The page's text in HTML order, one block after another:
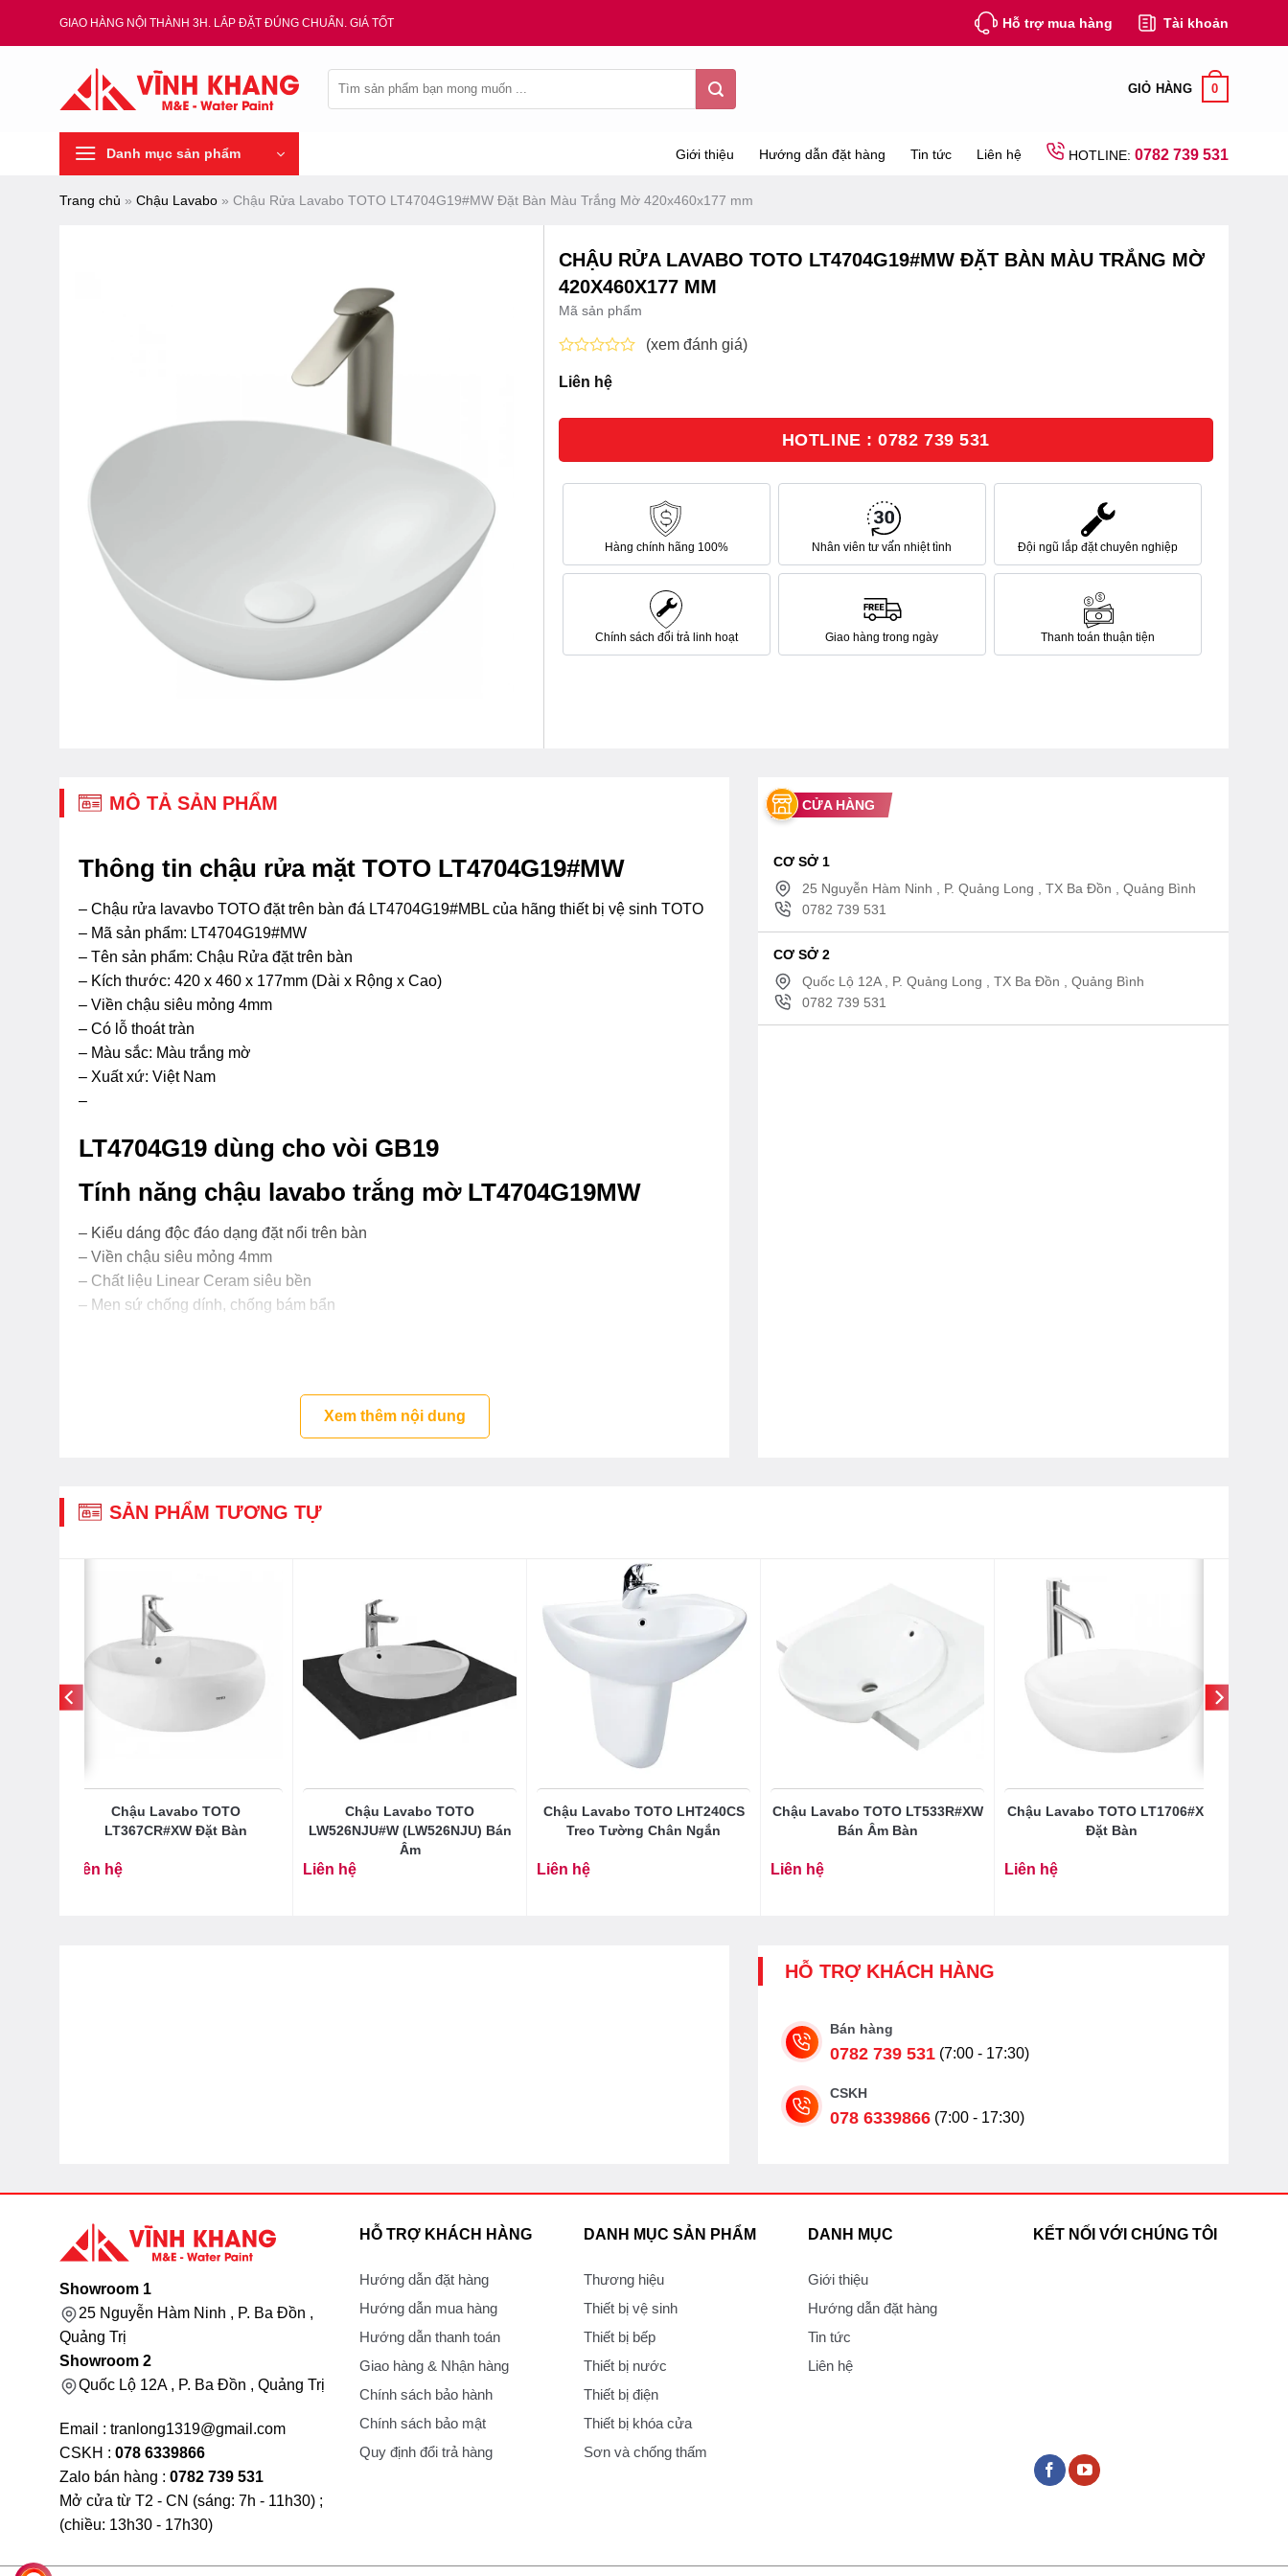
GIAO HÀNG NỘI THÀNH 3H. LẮP ĐẶT ĐÚNG CHUẨN. GIÁ TỐT Hỗ trợ mua hàng Tài khoản
kiếm:
GIỎ HÀNG 0
Danh mục sản phẩm Giới thiệu Hướng dẫn đặt hàng Tin tức Liên hệ HOTLINE: 0782 739 531
Trang chủ » Chậu Lavabo » Chậu Rửa Lavabo TOTO LT4704G19#MW Đặt Bàn Màu Trắng Mờ 420x460x177 mm
CHẬU RỬA LAVABO TOTO LT4704G19#MW ĐẶT BÀN MÀU TRẮNG MỜ
420X460X177 MM
Mã sản phẩm
xếp
(xem đánh giá)
Liên hệ
HOTLINE : 0782 739 531
Hàng chính hãng 100% Nhân viên tư vấn nhiệt tình Đội ngũ lắp đặt chuyên nghiệp
Chính sách đổi trả linh hoạt Giao hàng trong ngày Thanh toán thuận tiện
MÔ TẢ SẢN PHẨM
Thông tin chậu rửa mặt TOTO LT4704G19#MW
– Chậu rửa lavavbo TOTO đặt trên bàn đá LT4704G19#MBL của hãng thiết bị vệ sinh TOTO
– Mã sản phẩm: LT4704G19#MW
– Tên sản phẩm: Chậu Rửa đặt trên bàn
– Kích thước: 420 x 460 x 177mm (Dài x Rộng x Cao)
– Viền chậu siêu mỏng 4mm
– Có lỗ thoát tràn
– Màu sắc: Màu trắng mờ
– Xuất xứ: Việt Nam
–
LT4704G19 dùng cho vòi GB19
Tính năng chậu lavabo trắng mờ LT4704G19MW
– Kiểu dáng độc đáo dạng đặt nổi trên bàn
– Viền chậu siêu mỏng 4mm
– Chất liệu Linear Ceram siêu bền
– Men sứ chống dính, chống bám bẩn
Video lavabo đặt bàn Toto LT4704G19 MW màu trắng
Xem thêm nội dung
CỬA HÀNG
CƠ SỞ 1
25 Nguyễn Hàm Ninh , P. Quảng Long , TX Ba Đồn , Quảng Bình
0782 739 531
CƠ SỞ 2
Quốc Lộ 12A , P. Quảng Long , TX Ba Đồn , Quảng Bình
0782 739 531
SẢN PHẨM TƯƠNG TỰ
Chậu Lavabo TOTO
LT367CR#XW Đặt Bàn
Liên hệ
Chậu Lavabo TOTO
LW526NJU#W (LW526NJU) Bán
Âm
Liên hệ
Chậu Lavabo TOTO LHT240CS
Treo Tường Chân Ngắn
Liên hệ
Chậu Lavabo TOTO LT533R#XW
Bán Âm Bàn
Liên hệ
Chậu Lavabo TOTO LT1706#XW
Đặt Bàn
Liên hệ
HỖ TRỢ KHÁCH HÀNG
Bán hàng
0782 739 531 (7:00 - 17:30)
CSKH
078 6339866 (7:00 - 17:30)
Showroom 1
25 Nguyễn Hàm Ninh , P. Ba Đồn ,
Quảng Trị
Showroom 2
Quốc Lộ 12A , P. Ba Đồn , Quảng Trị
Email : tranlong1319@gmail.com
CSKH : 078 6339866
Zalo bán hàng : 0782 739 531
Mở cửa từ T2 - CN (sáng: 7h - 11h30) ;
(chiều: 13h30 - 17h30)
HỖ TRỢ KHÁCH HÀNG
Hướng dẫn đặt hàng
Hướng dẫn mua hàng
Hướng dẫn thanh toán
Giao hàng & Nhận hàng
Chính sách bảo hành
Chính sách bảo mật
Quy định đổi trả hàng
DANH MỤC SẢN PHẨM
Thương hiệu
Thiết bị vệ sinh
Thiết bị bếp
Thiết bị nước
Thiết bị điện
Thiết bị khóa cửa
Sơn và chống thấm
DANH MỤC
Giới thiệu
Hướng dẫn đặt hàng
Tin tức
Liên hệ
KẾT NỐI VỚI CHÚNG TÔI